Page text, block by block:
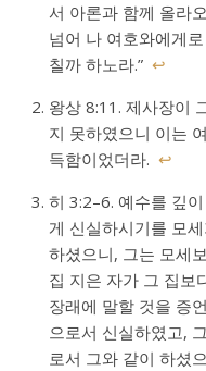
서 아론과 함께 올라
넘어 나 여호와에게
칠까 하노라.” ↩
왕상 8:11. 제사장이
지 못하였으니 이는
득함이었더라. ↩
히 3:2–6. 예수를 깊
게 신실하시기를 모
하셨으니, 그는 모세
집 지은 자가 그 집보
장래에 말할 것을 증
으로서 신실하였고,
로서 그와 같이 하셨